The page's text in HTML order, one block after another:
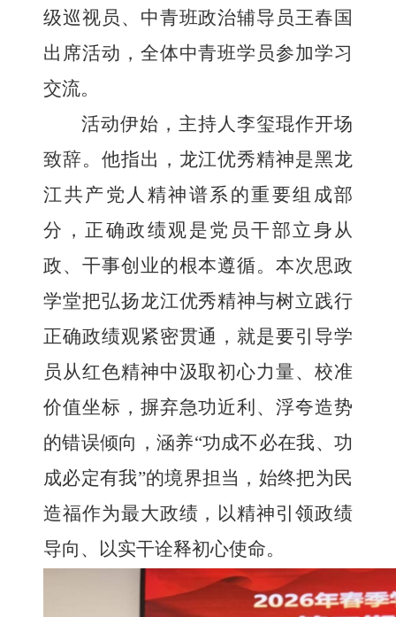
级巡视员、中青班政治辅导员王春国
出席活动，全体中青班学员参加学习
交流。
活动伊始，主持人李玺琨作开场
致辞。他指出，龙江优秀精神是黑龙
江共产党人精神谱系的重要组成部
分，正确政绩观是党员干部立身从
政、干事创业的根本遵循。本次思政
学堂把弘扬龙江优秀精神与树立践行
正确政绩观紧密贯通，就是要引导学
员从红色精神中汲取初心力量、校准
价值坐标，摒弃急功近利、浮夸造势
的错误倾向，涵养“功成不必在我、功
成必定有我”的境界担当，始终把为民
造福作为最大政绩，以精神引领政绩
导向、以实干诠释初心使命。